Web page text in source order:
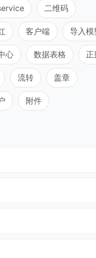
二维码
客户端 导入模
心 数据表格 正
流转 盖章
附件